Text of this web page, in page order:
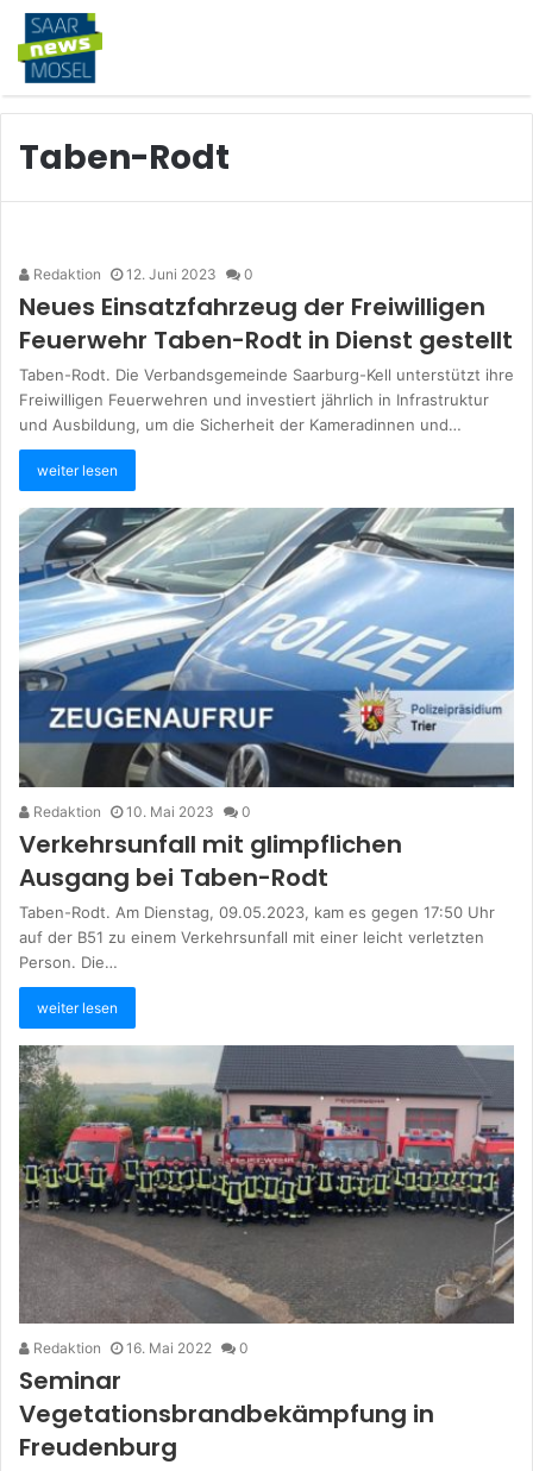
Taben-Rodt
Redaktion 12. Juni 2023 0
Neues Einsatzfahrzeug der Freiwilligen
Feuerwehr Taben-Rodt in Dienst gestellt
Taben-Rodt. Die Verbandsgemeinde Saarburg-Kell unterstützt ihre
Freiwilligen Feuerwehren und investiert jährlich in Infrastruktur
und Ausbildung, um die Sicherheit der Kameradinnen und…
weiter lesen
Redaktion 10. Mai 2023 0
Verkehrsunfall mit glimpflichen
Ausgang bei Taben-Rodt
Taben-Rodt. Am Dienstag, 09.05.2023, kam es gegen 17:50 Uhr
auf der B51 zu einem Verkehrsunfall mit einer leicht verletzten
Person. Die…
weiter lesen
Redaktion 16. Mai 2022 0
Seminar
Vegetationsbrandbekämpfung in
Freudenburg